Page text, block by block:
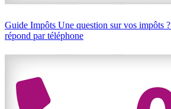
Guide Impôts Une question sur vos impôts ?
répond par téléphone